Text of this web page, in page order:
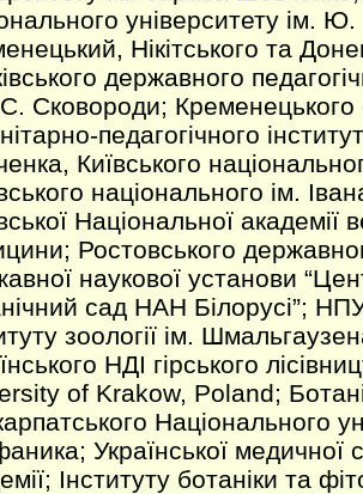
університету ім.
Нікітського та
державного
Сковороди; Кременецького
педагогічного
Київського
національного ім.
Національної академії
Ростовського
наукової установи
сад НАН Білорусі”;
зоології ім.
НДІ гірського
of Krakow, Poland;
Національного
Української медичної
Інституту ботаніки та